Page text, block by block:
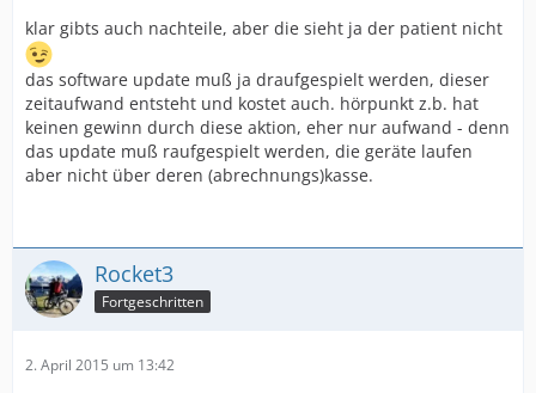
klar gibts auch nachteile, aber die sieht ja der patient nicht
das software update muß ja draufgespielt werden, dieser
zeitaufwand entsteht und kostet auch. hörpunkt z.b. hat
keinen gewinn durch diese aktion, eher nur aufwand - denn
das update muß raufgespielt werden, die geräte laufen
aber nicht über deren (abrechnungs)kasse.
Rocket3
Fortgeschritten
2. April 2015 um 13:42